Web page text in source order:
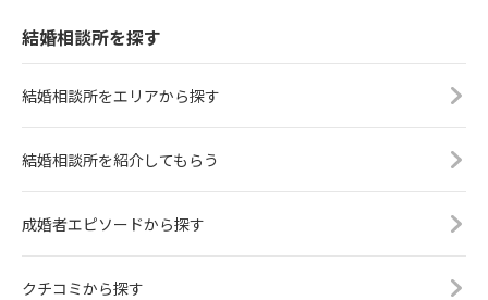
結婚相談所を探す
結婚相談所をエリアから探す
結婚相談所を紹介してもらう
成婚者エピソードから探す
クチコミから探す